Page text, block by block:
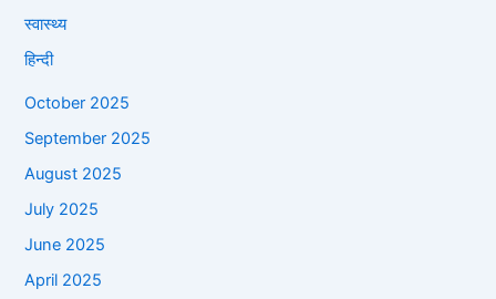
स्वास्थ्य
हिन्दी
October 2025
September 2025
August 2025
July 2025
June 2025
April 2025